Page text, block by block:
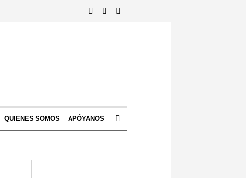
QUIENES SOMOS APÓYANOS